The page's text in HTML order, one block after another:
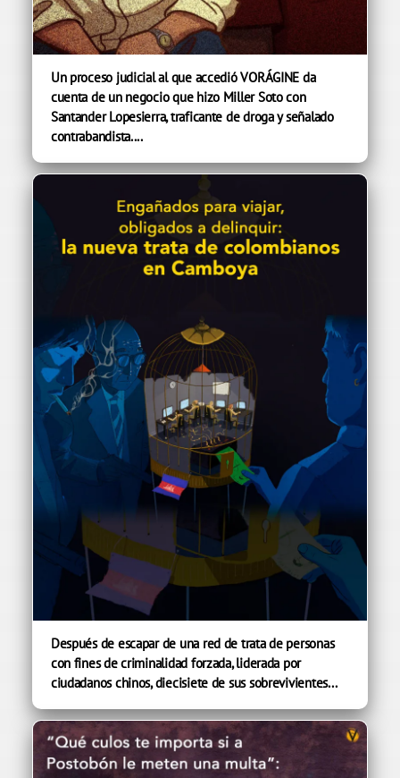
Un proceso judicial al que accedió VORÁGINE da
cuenta de un negocio que hizo Miller Soto con
Santander Lopesierra, traficante de droga y señalado
contrabandista....
Después de escapar de una red de trata de personas
con fines de criminalidad forzada, liderada por
ciudadanos chinos, diecisiete de sus sobrevivientes...